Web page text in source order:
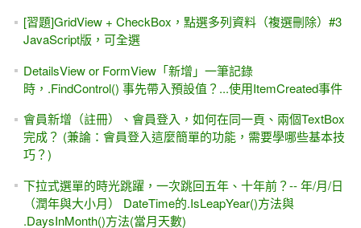
[習題]GridView + CheckBox，點選多列資料（複選刪除）#3
JavaScript版，可全選
DetailsView or FormView「新增」一筆記錄
時，.FindControl() 事先帶入預設值？...使用ItemCreated事件
會員新增（註冊）、會員登入，如何在同一頁、兩個TextBox
完成？ (兼論：會員登入這麼簡單的功能，需要學哪些基本技
巧？)
下拉式選單的時光跳躍，一次跳回五年、十年前？-- 年/月/日
（潤年與大小月） DateTime的.IsLeapYear()方法與
.DaysInMonth()方法(當月天數)